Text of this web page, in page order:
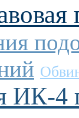
ИК-4